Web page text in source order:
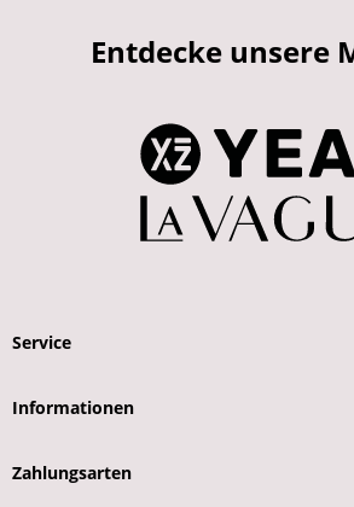
Entdecke unsere
Service
Informationen
Zahlungsarten